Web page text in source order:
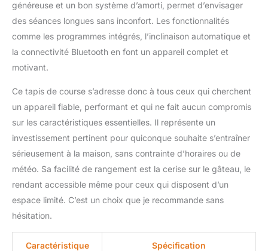
généreuse et un bon système d’amorti, permet d’envisager
des séances longues sans inconfort. Les fonctionnalités
comme les programmes intégrés, l’inclinaison automatique et
la connectivité Bluetooth en font un appareil complet et
motivant.
Ce tapis de course s’adresse donc à tous ceux qui cherchent
un appareil fiable, performant et qui ne fait aucun compromis
sur les caractéristiques essentielles. Il représente un
investissement pertinent pour quiconque souhaite s’entraîner
sérieusement à la maison, sans contrainte d’horaires ou de
météo. Sa facilité de rangement est la cerise sur le gâteau, le
rendant accessible même pour ceux qui disposent d’un
espace limité. C’est un choix que je recommande sans
hésitation.
Caractéristique Spécification